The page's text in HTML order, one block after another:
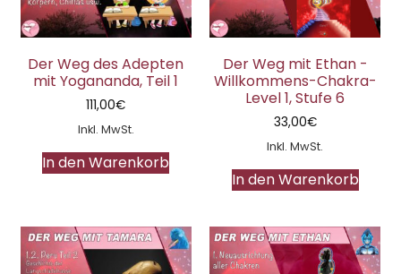
Der Weg des Adepten
mit Yogananda, Teil 1
111,00€
Inkl. MwSt.
In den Warenkorb
Der Weg mit Ethan -
Willkommens-Chakra-
Level 1, Stufe 6
33,00€
Inkl. MwSt.
In den Warenkorb